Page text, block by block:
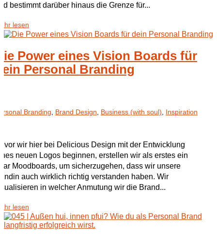
bestimmt darüber hinaus die Grenze für...
lesen
Power eines Vision Boards für
Personal Branding
Branding, Brand Design, Business (with soul), Inspiration
wir hier bei Delicious Design mit der Entwicklung
neuen Logos beginnen, erstellen wir als erstes ein
Moodboards, um sicherzugehen, dass wir unsere
auch wirklich richtig verstanden haben. Wir
in welcher Anmutung wir die Brand...
lesen